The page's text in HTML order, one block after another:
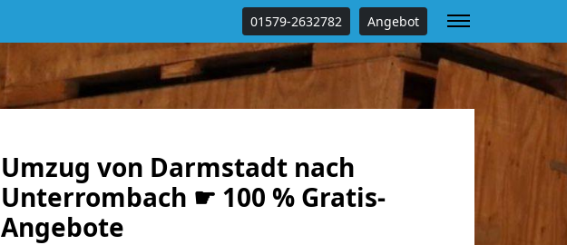
01579-2632782 Angebot
Umzug von Darmstadt nach
Unterrombach ☛ 100 % Gratis-
Angebote